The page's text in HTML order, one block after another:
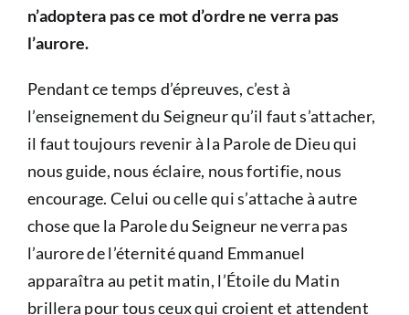
n’adoptera pas ce mot d’ordre ne verra pas
l’aurore.
Pendant ce temps d’épreuves, c’est à
l’enseignement du Seigneur qu’il faut s’attacher,
il faut toujours revenir à la Parole de Dieu qui
nous guide, nous éclaire, nous fortifie, nous
encourage. Celui ou celle qui s’attache à autre
chose que la Parole du Seigneur ne verra pas
l’aurore de l’éternité quand Emmanuel
apparaîtra au petit matin, l’Étoile du Matin
brillera pour tous ceux qui croient et attendent